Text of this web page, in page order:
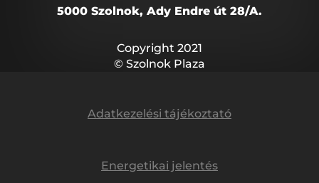
5000 Szolnok, Ady Endre út 28/A.
Copyright 2021
© Szolnok Plaza
Adatkezelési tájékoztató
Energetikai jelentés